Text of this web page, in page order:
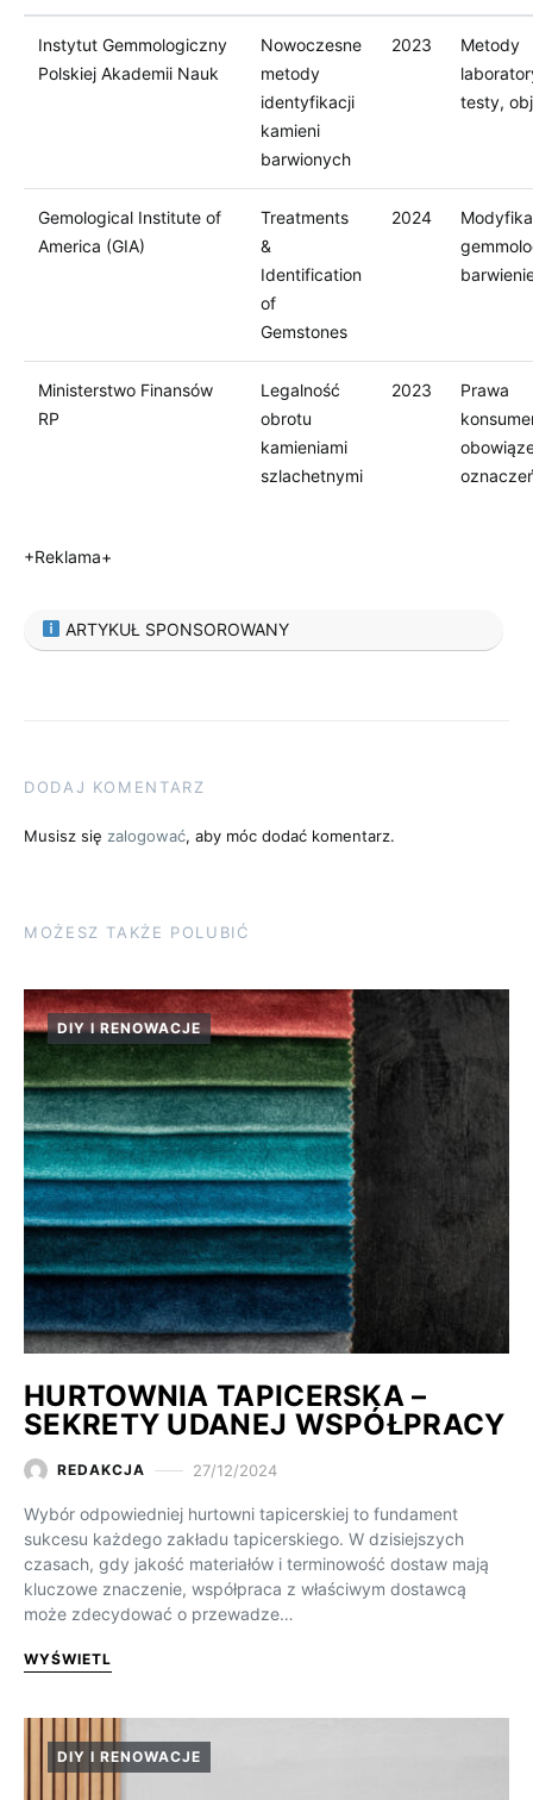
Instytut Gemmologiczny
Polskiej Akademii Nauk
Nowoczesne
metody
identyfikacji
kamieni
barwionych
2023
Metody
testy,
Gemological Institute of
America (GIA)
Treatments
&
Identification
of
Gemstones
2024
Ministerstwo Finansów
RP
Legalność
obrotu
kamieniami
szlachetnymi
2023
Prawa
+Reklama+
ARTYKUŁ SPONSOROWANY
DODAJ KOMENTARZ
Musisz się zalogować, aby móc dodać komentarz.
MOŻESZ TAKŻE POLUBIĆ
DIY I RENOWACJE
HURTOWNIA TAPICERSKA –
SEKRETY UDANEJ WSPÓŁPRACY
REDAKCJA 27/12/2024
Wybór odpowiedniej hurtowni tapicerskiej to fundament
sukcesu każdego zakładu tapicerskiego. W dzisiejszych
czasach, gdy jakość materiałów i terminowość dostaw mają
kluczowe znaczenie, współpraca z właściwym dostawcą
może zdecydować o przewadze…
WYŚWIETL
DIY I RENOWACJE